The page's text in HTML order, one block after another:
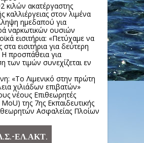
κιλών ακατέργαστης
καλλιέργειας στον λιμένα
ημεδαπού για
ναρκωτικών ουσιών
εισιτήρια: «Πετύχαμε να
εισιτήρια για δεύτερη
προσπάθεια για
των τιμών συνεχίζεται εν
«Το Λιμενικό στην πρώτη
χιλιάδων επιβατών»
νέους Επιθεωρητές
της 7ης Εκπαιδευτικής
Ασφαλείας Πλοίων
ΕΛ.ΑΚΤ.